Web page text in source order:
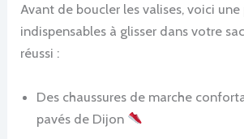
Avant de boucler les valises, voici
indispensables à glisser dans votre
réussi :
Des chaussures de marche
pavés de Dijon